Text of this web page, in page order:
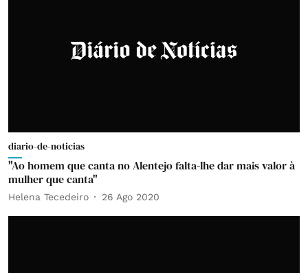
diario-de-noticias
"Ao homem que canta no Alentejo falta-lhe dar mais valor à
mulher que canta"
Helena Tecedeiro 26 Ago 2020